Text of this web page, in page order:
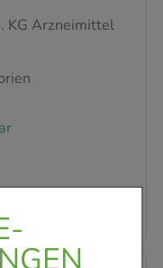
KG Arzneimittel